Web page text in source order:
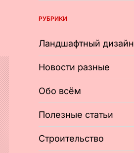
РУБРИКИ
Ландшафтный дизайн
Новости разные
Обо всём
Полезные статьи
Строительство